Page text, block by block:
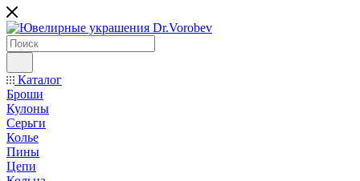
Каталог
Броши
Кулоны
Серьги
Колье
Пины
Цепи